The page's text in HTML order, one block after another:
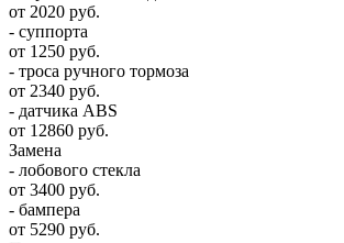
от 2020 руб.
- суппорта
от 1250 руб.
- троса ручного тормоза
от 2340 руб.
- датчика ABS
от 12860 руб.
Замена
- лобового стекла
от 3400 руб.
- бампера
от 5290 руб.